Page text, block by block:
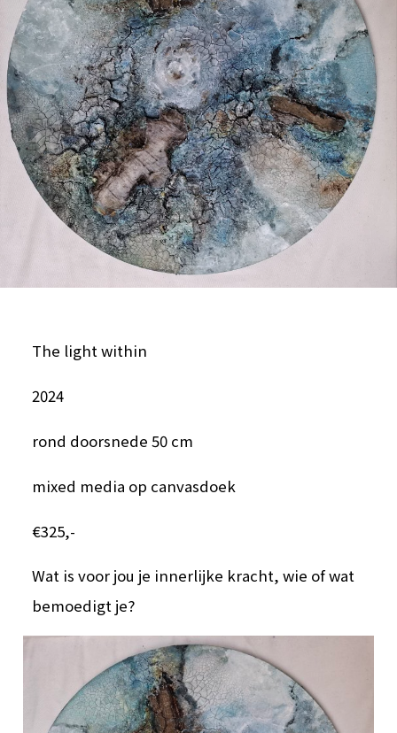
The light within
2024
rond doorsnede 50 cm
mixed media op canvasdoek
€325,-
Wat is voor jou je innerlijke kracht, wie of wat
bemoedigt je?